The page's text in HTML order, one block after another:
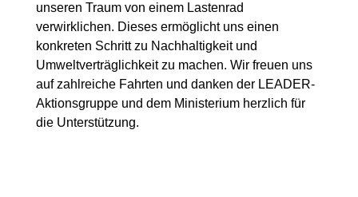
unseren Traum von einem Lastenrad
verwirklichen. Dieses ermöglicht uns einen
konkreten Schritt zu Nachhaltigkeit und
Umweltverträglichkeit zu machen. Wir freuen uns
auf zahlreiche Fahrten und danken der LEADER-
Aktionsgruppe und dem Ministerium herzlich für
die Unterstützung.